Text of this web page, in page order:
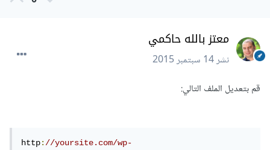
معتز بالله حاكمي
نشر14 سبتمبر 2015
قم بتعديل الملف التالي:
http://yoursite.com/wp-